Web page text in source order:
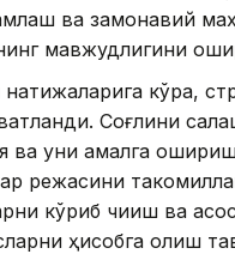
ва замонавий
мавжудлигини
кўра,
Соғлиқни
ва уни амалга
режасини
кўриб чиқиш ва
ҳисобга олиш